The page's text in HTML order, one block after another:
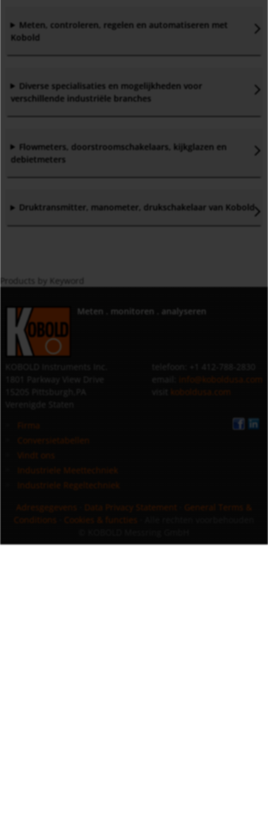
Meten, controleren, regelen en automatiseren met
Kobold
Diverse specialisaties en mogelijkheden voor
verschillende industriële branches
Flowmeters, doorstroomschakelaars, kijkglazen en
debietmeters
Druktransmitter, manometer, drukschakelaar van Kobold
Products by Keyword
Meten . monitoren . analyseren
info@koboldusa.com
koboldusa.com
Firma
Conversietabellen
Vindt ons
Industriele Meettechniek
Industriele Regeltechniek
Adresgegevens
Data Privacy Statement
General Terms &
Conditions
Cookies & functies